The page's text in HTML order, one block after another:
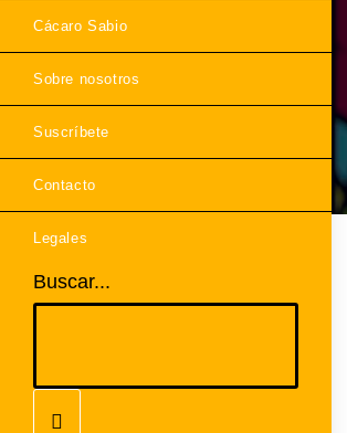
Cácaro Sabio
Sobre nosotros
Suscríbete
Contacto
Legales
Buscar...